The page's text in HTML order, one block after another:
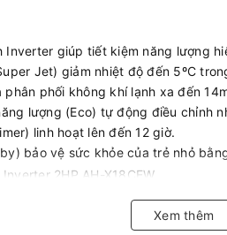
Inverter giúp tiết kiệm năng lượng
Jet) giảm nhiệt độ đến 5ºC
phân phối không khí lạnh xa đến
lượng (Eco) tự động điều chỉnh
linh hoạt lên đến 12 giờ.
bảo vệ sức khỏe của trẻ nhỏ
J-Tech Inverter tiêu
Xem thêm